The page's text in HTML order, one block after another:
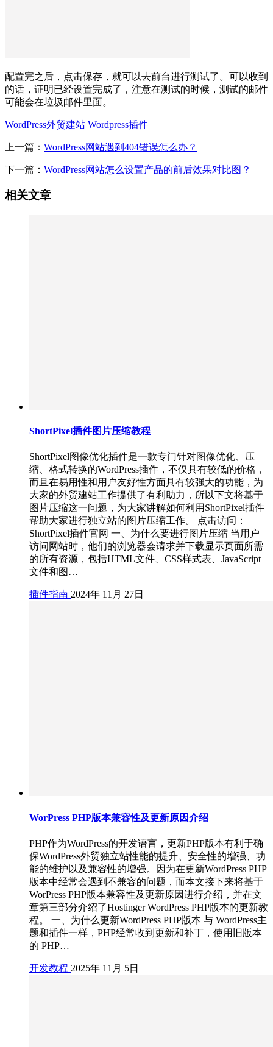
配置完之后，点击保存，就可以去前台进行测试了。可以收到
的话，证明已经设置完成了，注意在测试的时候，测试的邮件
可能会在垃圾邮件里面。
WordPress外贸建站 Wordpress插件
上一篇： WordPress网站遇到404错误怎么办？
下一篇： WordPress网站怎么设置产品的前后效果对比图？
相关文章
ShortPixel插件图片压缩教程
ShortPixel图像优化插件是一款专门针对图像优化、压
缩、格式转换的WordPress插件，不仅具有较低的价格，
而且在易用性和用户友好性方面具有较强大的功能，为
大家的外贸建站工作提供了有利助力，所以下文将基于
图片压缩这一问题，为大家讲解如何利用ShortPixel插件
帮助大家进行独立站的图片压缩工作。 点击访问：
ShortPixel插件官网 一、为什么要进行图片压缩 当用户
访问网站时，他们的浏览器会请求并下载显示页面所需
的所有资源，包括HTML文件、CSS样式表、JavaScript
文件和图…
插件指南 2024年 11月 27日
WorPress PHP版本兼容性及更新原因介绍
PHP作为WordPress的开发语言，更新PHP版本有利于确
保WordPress外贸独立站性能的提升、安全性的增强、功
能的维护以及兼容性的增强。因为在更新WordPress PHP
版本中经常会遇到不兼容的问题，而本文接下来将基于
WorPress PHP版本兼容性及更新原因进行介绍，并在文
章第三部分介绍了Hostinger WordPress PHP版本的更新教
程。 一、为什么更新WordPress PHP版本 与 WordPress主
题和插件一样，PHP经常收到更新和补丁，使用旧版本
的 PHP…
开发教程 2025年 11月 5日